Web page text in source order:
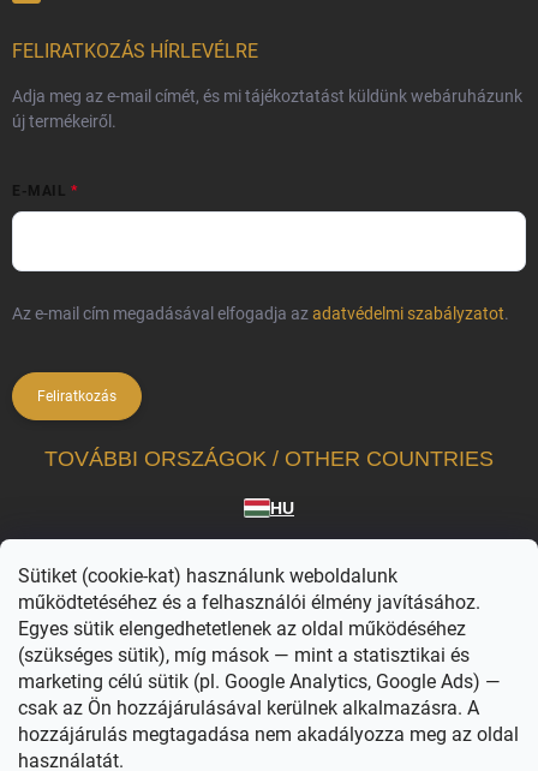
Sütiket (cookie-kat) használunk weboldalunk
működtetéséhez és a felhasználói élmény javításához.
Egyes sütik elengedhetetlenek az oldal működéséhez
(szükséges sütik), míg mások — mint a statisztikai és
marketing célú sütik (pl. Google Analytics, Google Ads) —
csak az Ön hozzájárulásával kerülnek alkalmazásra. A
hozzájárulás megtagadása nem akadályozza meg az oldal
használatát.
FELIRATKOZÁS HÍRLEVÉLRE
Adja meg az e-mail címét, és mi tájékoztatást küldünk webáruházunk
új termékeiről.
E-MAIL
Az e-mail cím megadásával elfogadja azadatvédelmi szabályzatot.
Feliratkozás
TOVÁBBI ORSZÁGOK / OTHER COUNTRIES
HU
A WIZARDING WORLD karakterei, nevei és kapcsolódó megjelölései © & ™ Warner
Bros. Entertainment Inc. WB SHIELD: © & ™ WBEI. Kiadói jogok © JKR. (s26)